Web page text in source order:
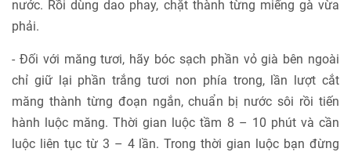
nước. Rồi dùng dao phay, chặt thành từng miếng gà vừa
phải.
- Đối với măng tươi, hãy bóc sạch phần vỏ già bên ngoài
chỉ giữ lại phần trắng tươi non phía trong, lần lượt cắt
măng thành từng đoạn ngắn, chuẩn bị nước sôi rồi tiến
hành luộc măng. Thời gian luộc tầm 8 – 10 phút và cần
luộc liên tục từ 3 – 4 lần. Trong thời gian luộc bạn đừng